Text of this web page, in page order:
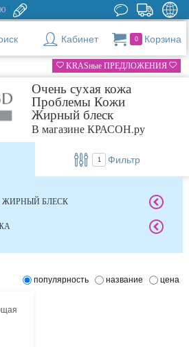
Кабинет 0 Корзина
KRASные ПРЕДЛОЖЕНИЯ
Очень сухая кожа
Проблемы Кожи
Жирный блеск
В магазине КРАСОН.ру
1 Фильтр
БЛЕСК
популярность название цена